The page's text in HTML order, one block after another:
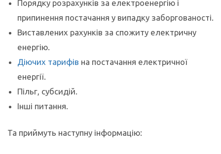
Порядку розрахунків за електроенергію і
припинення постачання у випадку заборгованості.
Виставлених рахунків за спожиту електричну
енергію.
Діючих тарифів на постачання електричної
енергії.
Пільг, субсидій.
Інші питання.
Та приймуть наступну інформацію: